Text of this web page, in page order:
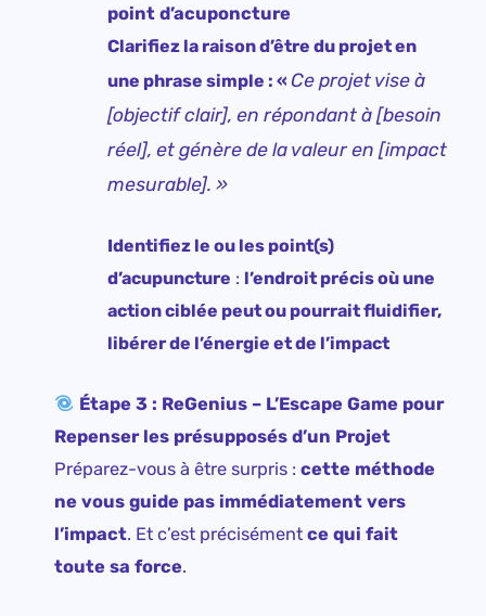
point d’acuponcture
Clarifiez la raison d’être du projet en
une phrase simple : «Ce projet vise à
[objectif clair], en répondant à [besoin
réel], et génère de la valeur en [impact
mesurable]. »
Identifiez le ou les point(s)
d’acupuncture : l’endroit précis où une
action ciblée peut ou pourrait fluidifier,
libérer de l’énergie et de l’impact
Étape 3 : ReGenius – L’Escape Game pour
Repenser les présupposés d’un Projet
Préparez-vous à être surpris :cette méthode
ne vous guide pas immédiatement vers
l’impact. Et c’est précisémentce qui fait
toute sa force.